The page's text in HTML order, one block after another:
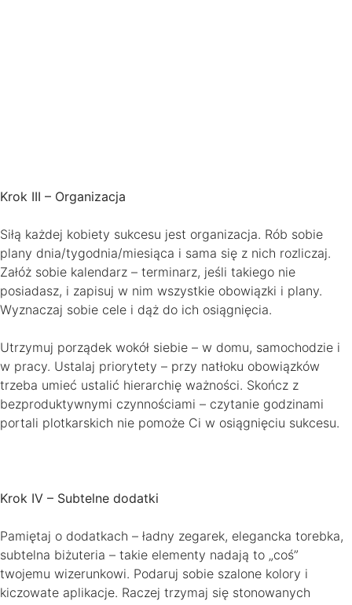
Krok III – Organizacja
Siłą każdej kobiety sukcesu jest organizacja. Rób sobie
plany dnia/tygodnia/miesiąca i sama się z nich rozliczaj.
Załóż sobie kalendarz – terminarz, jeśli takiego nie
posiadasz, i zapisuj w nim wszystkie obowiązki i plany.
Wyznaczaj sobie cele i dąż do ich osiągnięcia.
Utrzymuj porządek wokół siebie – w domu, samochodzie i
w pracy. Ustalaj priorytety – przy natłoku obowiązków
trzeba umieć ustalić hierarchię ważności. Skończ z
bezproduktywnymi czynnościami – czytanie godzinami
portali plotkarskich nie pomoże Ci w osiągnięciu sukcesu.
Krok IV – Subtelne dodatki
Pamiętaj o dodatkach – ładny zegarek, elegancka torebka,
subtelna biżuteria – takie elementy nadają to „coś”
twojemu wizerunkowi. Podaruj sobie szalone kolory i
kiczowate aplikacje. Raczej trzymaj się stonowanych